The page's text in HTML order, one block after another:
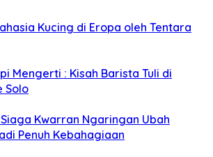
Kucing di Eropa oleh Tentara
Mengerti : Kisah Barista Tuli di
Solo
Kwarran Ngaringan Ubah
Penuh Kebahagiaan